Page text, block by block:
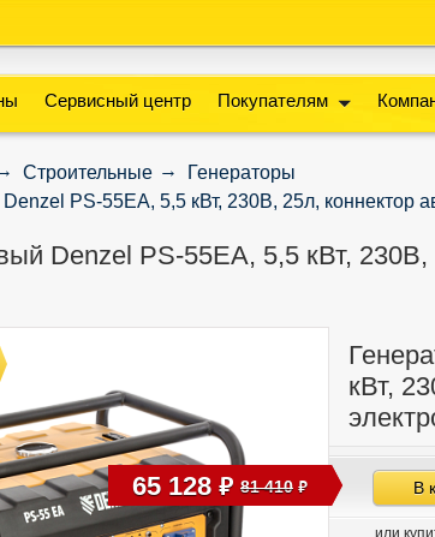
Сервисный центр Покупателям
Строительные
Генераторы
PS-55EA, 5,5 кВт, 230В, 25л, коннектор
Denzel PS-55EA, 5,5 кВт, 230В,
кВт,
В
или
65 128 руб 81 410 руб